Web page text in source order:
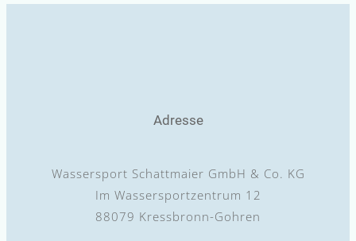
Adresse
Wassersport Schattmaier GmbH & Co. KG
Im Wassersportzentrum 12
88079 Kressbronn-Gohren